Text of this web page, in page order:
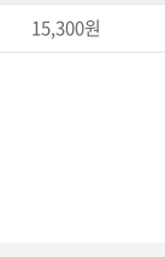
15,300원